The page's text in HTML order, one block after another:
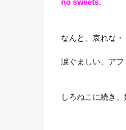
no sweets.
なんと、哀れな・
涙ぐましい、ア
しろねこに続き